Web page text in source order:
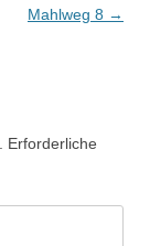
Mahlweg 8 →
Erforderliche